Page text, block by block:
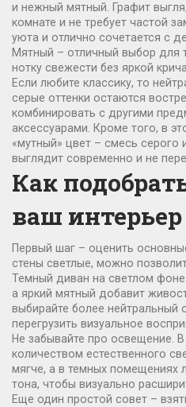
и нежный мятный. Графит
комнате и не требует частой
уюта и отлично сочетается с
Мятный – отличный выбор для
нотку свежести без яркой
Если любите классику, то
серые оттенки остаются
комбинировать с другими
аксессуарами. Кроме того, в
«мутный» цвет – смесь серого
выглядит современно и не
Как
ваш интерьер
Первый шаг – оценить
стены светлые, можно
Темный диван на светлом
а яркий мятный добавит
выбирайте более нейтральный
перегрузить визуальное
Не забывайте про освещение.
количеством естественного
мягче, а в темных помещениях
тона, чтобы визуально
Еще один простой совет –